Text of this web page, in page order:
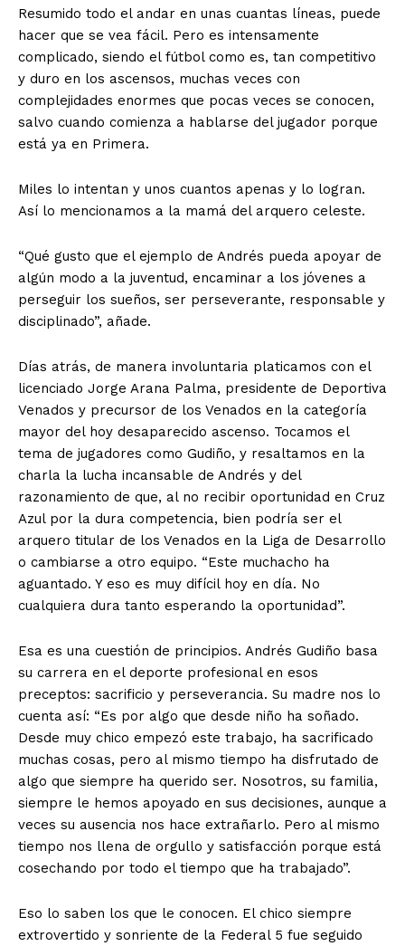
Resumido todo el andar en unas cuantas líneas, puede
hacer que se vea fácil. Pero es intensamente
complicado, siendo el fútbol como es, tan competitivo
y duro en los ascensos, muchas veces con
complejidades enormes que pocas veces se conocen,
salvo cuando comienza a hablarse del jugador porque
está ya en Primera.
Miles lo intentan y unos cuantos apenas y lo logran.
Así lo mencionamos a la mamá del arquero celeste.
“Qué gusto que el ejemplo de Andrés pueda apoyar de
algún modo a la juventud, encaminar a los jóvenes a
perseguir los sueños, ser perseverante, responsable y
disciplinado”, añade.
Días atrás, de manera involuntaria platicamos con el
licenciado Jorge Arana Palma, presidente de Deportiva
Venados y precursor de los Venados en la categoría
mayor del hoy desaparecido ascenso. Tocamos el
tema de jugadores como Gudiño, y resaltamos en la
charla la lucha incansable de Andrés y del
razonamiento de que, al no recibir oportunidad en Cruz
Azul por la dura competencia, bien podría ser el
arquero titular de los Venados en la Liga de Desarrollo
o cambiarse a otro equipo. “Este muchacho ha
aguantado. Y eso es muy difícil hoy en día. No
cualquiera dura tanto esperando la oportunidad”.
Esa es una cuestión de principios. Andrés Gudiño basa
su carrera en el deporte profesional en esos
preceptos: sacrificio y perseverancia. Su madre nos lo
cuenta así: “Es por algo que desde niño ha soñado.
Desde muy chico empezó este trabajo, ha sacrificado
muchas cosas, pero al mismo tiempo ha disfrutado de
algo que siempre ha querido ser. Nosotros, su familia,
siempre le hemos apoyado en sus decisiones, aunque a
veces su ausencia nos hace extrañarlo. Pero al mismo
tiempo nos llena de orgullo y satisfacción porque está
cosechando por todo el tiempo que ha trabajado”.
Eso lo saben los que le conocen. El chico siempre
extrovertido y sonriente de la Federal 5 fue seguido